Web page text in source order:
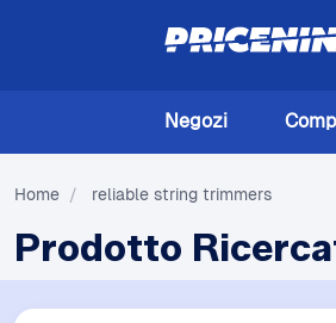
Negozi
Home / reliable string trimmers
Prodotto